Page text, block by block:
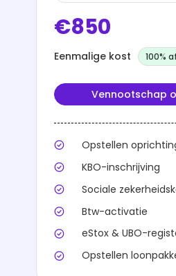
€850
Eenmalige kost 100%
Vennootschap
Opstellen
KBO-inschrijving
Sociale
Btw-activatie
eStox & UBO-
Opstellen